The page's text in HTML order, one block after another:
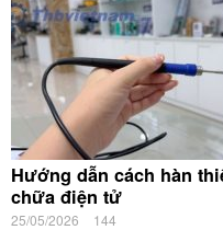
Hướng dẫn cách hàn
chữa điện tử
25/05/2026 144